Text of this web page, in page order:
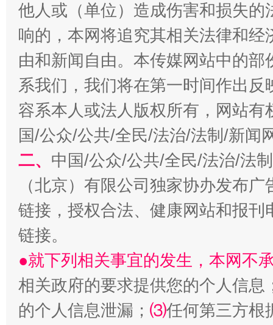
解纷+调解+退费，一次搞定
他人或（单位）造成伤害和损失
响的，本网将追究其相关法律和
由和新闻自由。本传媒网站中的
系我们，我们将在第一时间作出
容系本人或法人版权所有，网站
国/公众/公共/全民/法治/法制/新闻
二、 中国/公众/公共/全民/法治/法
（北京）有限公司独家协办发布
链接，授权合法、健康网站和报
链接。
●就下列相关事宜的发生，本网不
相关政府的要求提供您的个人信息
的个人信息泄漏； ⑶任何第三方根